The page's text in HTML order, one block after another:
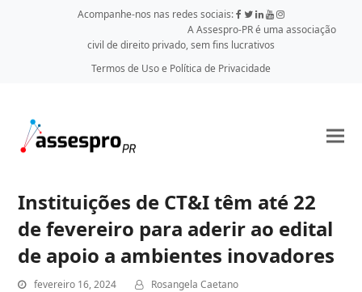
Acompanhe-nos nas redes sociais:
A Assespro-PR é uma associação
civil de direito privado, sem fins lucrativos
Termos de Uso e Política de Privacidade
Instituições de CT&I têm até 22
de fevereiro para aderir ao edital
de apoio a ambientes inovadores
fevereiro 16, 2024
Rosangela Caetano